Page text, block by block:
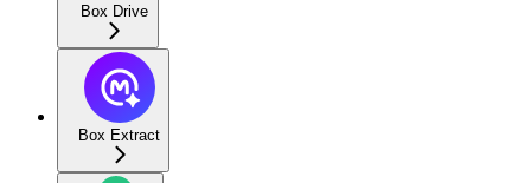
Box Drive
Box Extract